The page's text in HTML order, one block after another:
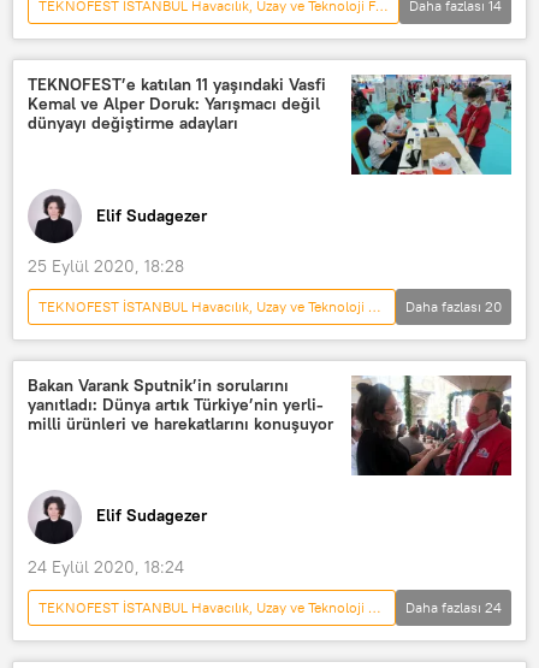
TEKNOFEST İSTANBUL Havacılık, Uzay ve Teknoloji Festivali
Türkiye
DÜNYA
Haberler
Cumhurbaşkanlığı
Recep Tayyip Erdoğan
TEKNOFEST
Uçan otomobil
Gençlik
Ödül
Bilim
Daha fazlası 14
TEKNOFEST’e katılan 11 yaşındaki Vasfi
Kemal ve Alper Doruk: Yarışmacı değil
dünyayı değiştirme adayları
Elif Sudagezer
25 Eylül 2020, 18:28
TEKNOFEST İSTANBUL Havacılık, Uzay ve Teknoloji Festivali
GÖRÜŞ
Türkiye
DÜNYA
Haberler
YAŞAM
TÜRKİYE
Gaziantep
Yarışma
genç
Teknoloji
yerli üretim
112 Acil Yardım
Ayşe Günay Bekar
Alper Doruk Yıldız
inovasyon
Bilim
Daha fazlası 20
Bakan Varank Sputnik’in sorularını
yanıtladı: Dünya artık Türkiye’nin yerli-
milli ürünleri ve harekatlarını konuşuyor
Elif Sudagezer
24 Eylül 2020, 18:24
TEKNOFEST İSTANBUL Havacılık, Uzay ve Teknoloji Festivali
GÖRÜŞ
Türkiye
DÜNYA
Daha fazlası 24